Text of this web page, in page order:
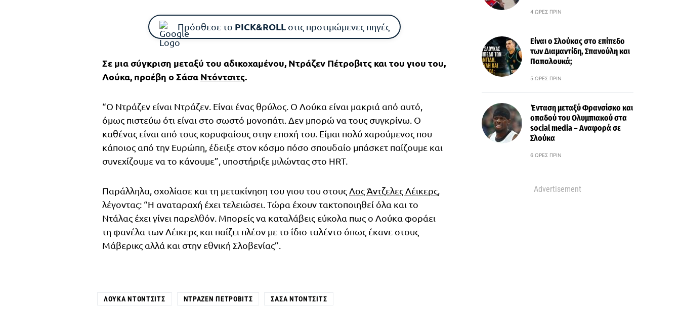
Πρόσθεσε το PICK&ROLLστις προτιμώμενες πηγές
Σε μια σύγκριση μεταξύ του αδικοχαμένου, Ντράζεν Πέτροβιτς και του γιου του,
Λούκα, προέβη ο Σάσα Ντόντσιτς.
“Ο Ντράζεν είναι Ντράζεν. Είναι ένας θρύλος. Ο Λούκα είναι μακριά από αυτό,
όμως πιστεύω ότι είναι στο σωστό μονοπάτι. Δεν μπορώ να τους συγκρίνω. Ο
καθένας είναι από τους κορυφαίους στην εποχή του. Είμαι πολύ χαρούμενος που
κάποιος από την Ευρώπη, έδειξε στον κόσμο πόσο σπουδαίο μπάσκετ παίζουμε και
συνεχίζουμε να το κάνουμε”, υποστήριξε μιλώντας στο HRT.
Παράλληλα, σχολίασε και τη μετακίνηση του γιου του στουςΛος Άντζελες Λέικερς,
λέγοντας: “Η αναταραχή έχει τελειώσει. Τώρα έχουν τακτοποιηθεί όλα και το
Ντάλας έχει γίνει παρελθόν. Μπορείς να καταλάβεις εύκολα πως ο Λούκα φοράει
τη φανέλα των Λέικερς και παίζει πλέον με το ίδιο ταλέντο όπως έκανε στους
Μάβερικς αλλά και στην εθνική Σλοβενίας”.
ΛΟΎΚΑ ΝΤΌΝΤΣΙΤΣ ΝΤΡΆΖΕΝ ΠΈΤΡΟΒΙΤΣ ΣΆΣΑ ΝΤΌΝΤΣΙΤΣ
4 ΏΡΕΣ ΠΡΙΝ
Είναι ο Σλούκας στο επίπεδο
των Διαμαντίδη, Σπανούλη και
Παπαλουκά;
5 ΏΡΕΣ ΠΡΙΝ
Ένταση μεταξύ Φρανσίσκο και
οπαδού του Ολυμπιακού στα
social media – Αναφορά σε
Σλούκα
6 ΏΡΕΣ ΠΡΙΝ
Advertisement